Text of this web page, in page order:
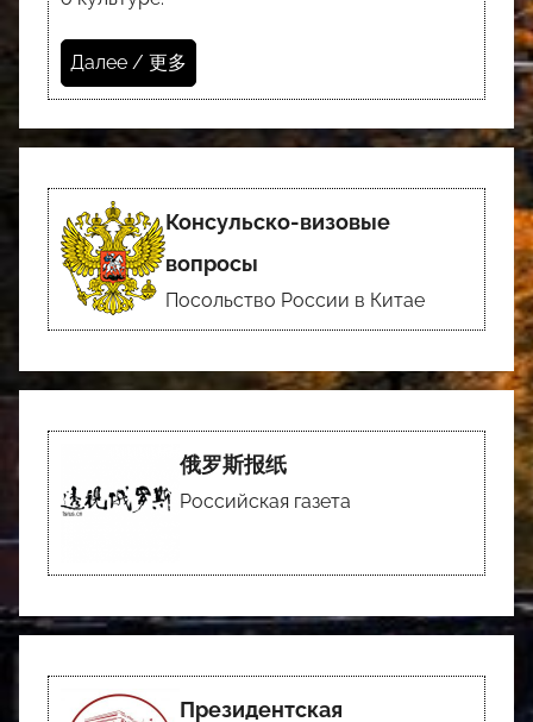
Далее / 更多
Консульско-визовые
вопросы
Посольство России в Китае
俄罗斯报纸
Российская газета
Президентская